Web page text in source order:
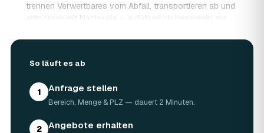
trennen Verwertbares vom Abfall, transportieren ab und
entsorgen mit Nachweis – auf Wunsch besenrein zur
entscheiden in Ruhe, gerade wenn mehrere Erben beteiligt
Werden Wertgegenstände und Antiquitäten
angerechnet?
Ja. Antiquitäten, Möbel, Schmuck und ganze Sammlungen
aus dem Nachlass werden fachkundig begutachtet und
auf den Preis angerechnet. Bei wertvollem Hausstand
So läuft es ab
1 Anfrage stellen
Bereich, Menge & PLZ — dauert 2 Minuten.
2 Angebote erhalten